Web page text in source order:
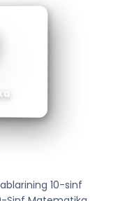
10-sinf